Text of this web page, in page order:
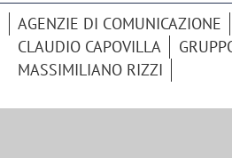
AGENZIE DI COMUNICAZIONE
CLAUDIO CAPOVILLA
MASSIMILIANO RIZZI